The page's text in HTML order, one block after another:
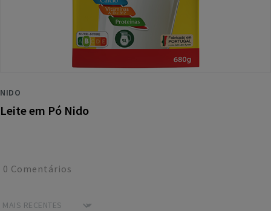
NIDO
Leite em Pó Nido
0 Comentários